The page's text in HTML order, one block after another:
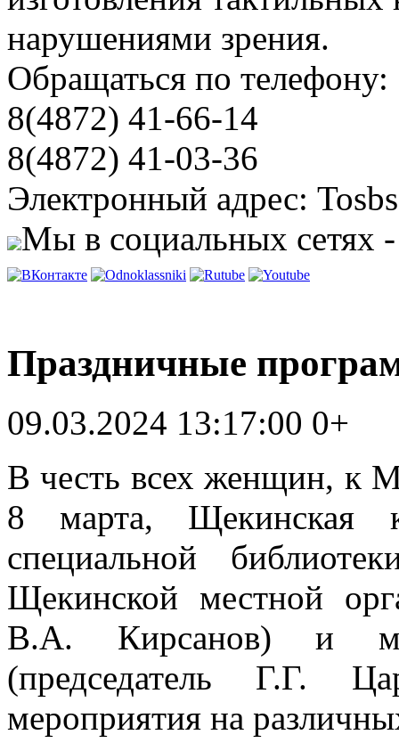
нарушениями зрения.
Обращаться по телефону:
8(4872) 41-66-14
8(4872) 41-03-36
Электронный адрес:
Мы в социальных сетях
Праздничные
09.03.2024 13:17:00 0+
В честь всех женщин, к
8 марта, Щекинская
специальной
Щекинской местной
В.А. Кирсанов) и
(председатель Г.Г.
мероприятия на